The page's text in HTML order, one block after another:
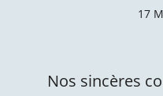
17
Nos sincères